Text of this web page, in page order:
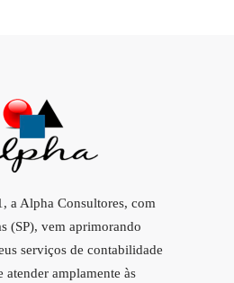
a Alpha Consultores, com
(SP), vem aprimorando
serviços de contabilidade
amplamente às